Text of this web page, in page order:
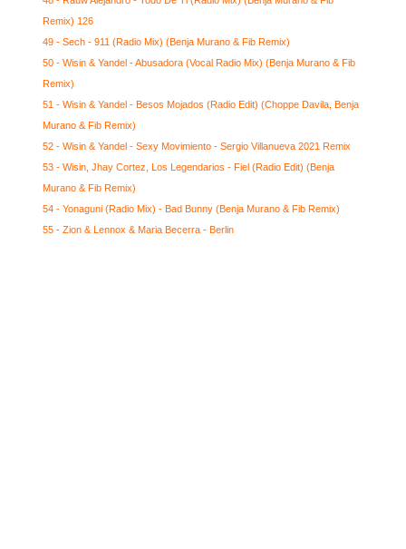
Remix) 126
49 - Sech - 911 (Radio Mix) (Benja Murano & Fib Remix)
50 - Wisin & Yandel - Abusadora (Vocal Radio Mix) (Benja Murano & Fib
Remix)
51 - Wisin & Yandel - Besos Mojados (Radio Edit) (Choppe Davila, Benja
Murano & Fib Remix)
52 - Wisin & Yandel - Sexy Movimiento - Sergio Villanueva 2021 Remix
53 - Wisin, Jhay Cortez, Los Legendarios - Fiel (Radio Edit) (Benja
Murano & Fib Remix)
54 - Yonaguni (Radio Mix) - Bad Bunny (Benja Murano & Fib Remix)
55 - Zion & Lennox & Maria Becerra - Berlin